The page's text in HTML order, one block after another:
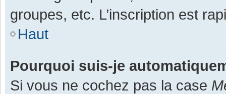
groupes, etc. L’inscription est
Haut
Pourquoi suis-je
Si vous ne cochez pas la case